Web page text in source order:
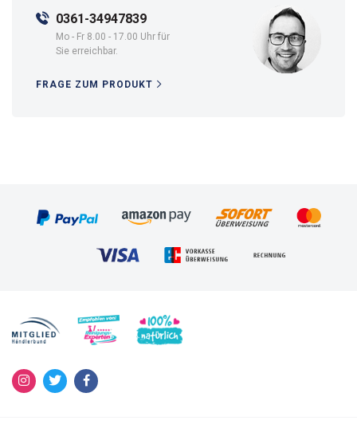
0361-34947839
Mo - Fr 8.00 - 17.00 Uhr für
Sie erreichbar.
FRAGE ZUM PRODUKT